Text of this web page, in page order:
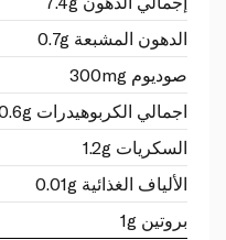
الدهون المشبعة 0.7g
صوديوم 300mg
اجمالي الكربوهيدرات 20.6g
السكريات 1.2g
الألياف الغذائية 0.01g
بروتين 1g